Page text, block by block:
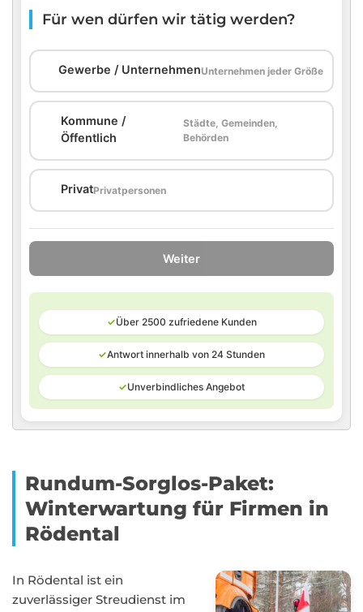
Für wen dürfen wir tätig werden?
Gewerbe / UnternehmenUnternehmen jeder Größe
Kommune /
Öffentlich
Städte, Gemeinden,
Behörden
PrivatPrivatpersonen
Weiter
✓Über 2500 zufriedene Kunden
✓Antwort innerhalb von 24 Stunden
✓Unverbindliches Angebot
Rundum-Sorglos-Paket:
Winterwartung für Firmen in
Rödental
In Rödental ist ein
zuverlässiger Streudienst im